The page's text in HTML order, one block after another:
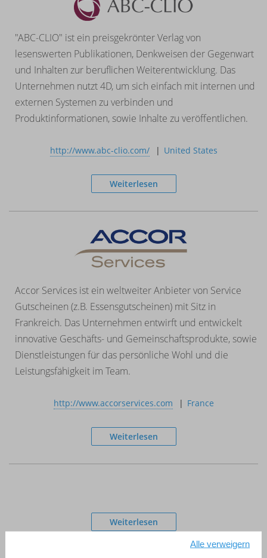
"ABC-CLIO" ist ein preisgekrönter Verlag von
lesenswerten Publikationen, Denkweisen der Gegenwart
und Inhalten zur beruflichen Weiterentwicklung. Das
Unternehmen nutzt 4D, um sich einfach mit internen und
externen Systemen zu verbinden und
Produktinformationen, sowie Inhalte zu veröffentlichen.
http://www.abc-clio.com/ United States
Weiterlesen
Accor Services ist ein weltweiter Anbieter von Service
Gutscheinen (z.B. Essensgutscheinen) mit Sitz in
Frankreich. Das Unternehmen entwirft und entwickelt
innovative Geschäfts- und Gemeinschaftsprodukte, sowie
Dienstleistungen für das persönliche Wohl und die
Leistungsfähigkeit im Team.
http://www.accorservices.com France
Weiterlesen
Weiterlesen
Alle verweigern